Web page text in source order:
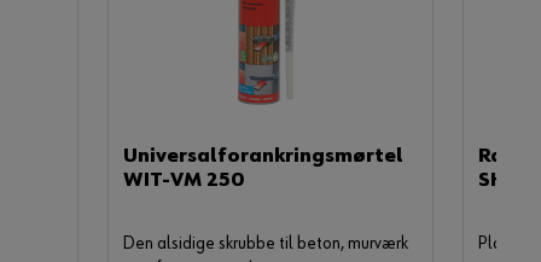
Universalforankringsmørtel
WIT-VM 250
Den alsidige skrubbe til beton, murværk